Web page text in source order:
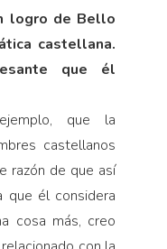
logro de Bello
castellana.
que él
que la
castellanos
razón de que así
que él considera
cosa más, creo